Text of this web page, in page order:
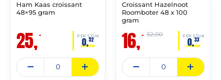
🔥 OP=OP
Ham Kaas croissant
48×95 gram
25,– PER STUK
0,52
🔥 OP=OP
Croissant Hazelnoot
Roomboter 48 x 100
gram
16,– PER STUK
0,33
32,00
31-
31-